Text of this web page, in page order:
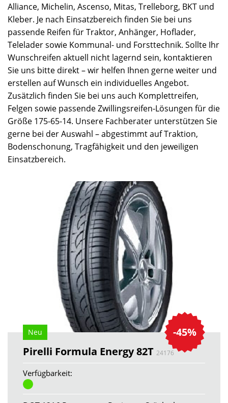
Alliance, Michelin, Ascenso, Mitas, Trelleborg, BKT und
Kleber. Je nach Einsatzbereich finden Sie bei uns
passende Reifen für Traktor, Anhänger, Hoflader,
Telelader sowie Kommunal- und Forsttechnik. Sollte Ihr
Wunschreifen aktuell nicht lagernd sein, kontaktieren
Sie uns bitte direkt – wir helfen Ihnen gerne weiter und
erstellen auf Wunsch ein individuelles Angebot.
Zusätzlich finden Sie bei uns auch Komplettreifen,
Felgen sowie passende Zwillingsreifen-Lösungen für die
Größe 175-65-14. Unsere Fachberater unterstützen Sie
gerne bei der Auswahl – abgestimmt auf Traktion,
Bodenschonung, Tragfähigkeit und den jeweiligen
Einsatzbereich.
-45%
Neu
Pirelli Formula Energy 82T 24176
Verfügbarkeit: